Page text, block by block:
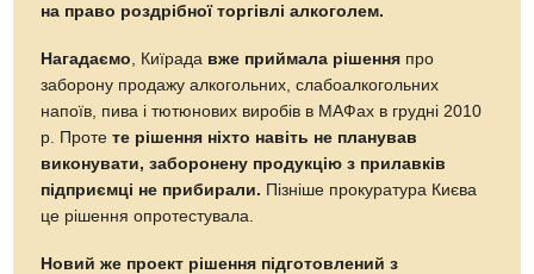
на право роздрібної торгівлі алкоголем.
Нагадаємо , Киїрада вже приймала рішення про
заборону продажу алкогольних, слабоалкогольних
напоїв, пива і тютюнових виробів в МАФах в грудні 2010
р. Протете рішення ніхто навіть не планував
виконувати, заборонену продукцію з прилавків
підприємці не прибирали. Пізніше прокуратура Києва
це рішення опротестувала.
Новий же проект рішення підготовлений з